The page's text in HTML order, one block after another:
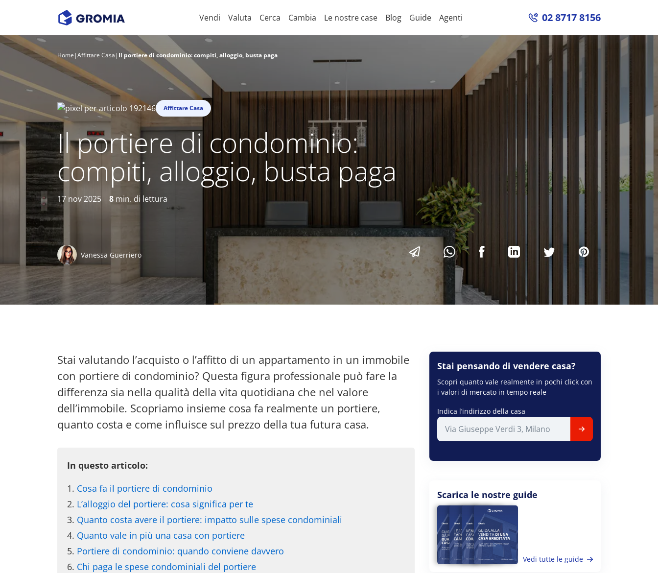
Vendi Valuta Cerca Cambia Le nostre case Blog Guide Agenti 02 8717 8156
Home |Affittare Casa | Il portiere di condominio: compiti, alloggio, busta paga
Affittare Casa
Il portiere di condominio:
compiti, alloggio, busta paga
17 nov 2025 8 min. di lettura
Vanessa Guerriero
Stai valutando l’acquisto o l’affitto di un appartamento in un immobile
con portiere di condominio? Questa figura professionale può fare la
differenza sia nella qualità della vita quotidiana che nel valore
dell’immobile. Scopriamo insieme cosa fa realmente un portiere,
quanto costa e come influisce sul prezzo della tua futura casa.
In questo articolo:
Cosa fa il portiere di condominio
L’alloggio del portiere: cosa significa per te
Quanto costa avere il portiere: impatto sulle spese condominiali
Quanto vale in più una casa con portiere
Portiere di condominio: quando conviene davvero
Chi paga le spese condominiali del portiere
Stai pensando di vendere casa?
Scopri quanto vale realmente in pochi click con
i valori di mercato in tempo reale
Indica l’indirizzo della casa
Scarica le nostre guide
Vedi tutte le guide